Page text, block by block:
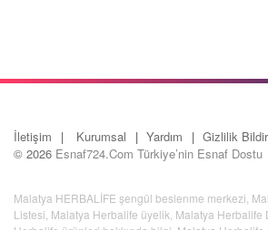
İletişim Kurumsal Yardım Gizlilik
© 2026 Esnaf724.Com Türkiye’nin Esnaf Dostu
Malatya HERBALİFE şengül beslenme merkezi
Listesi Malatya Herbalife üyelik Malatya Herbalife